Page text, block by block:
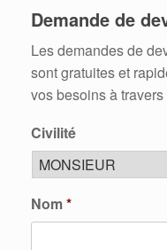
Demande de
Les demandes de
sont gratuites et
vos besoins à
Civilité
Nom*